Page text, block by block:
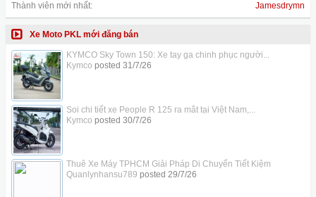
Thành viên mới nhất:
Jamesdrymn
Xe Moto PKL mới đăng bán
KYMCO Sky Town 150: Xe tay ga chinh phục người...
Kymco posted 31/7/26
Soi chi tiết xe People R 125 ra mắt tại Việt Nam,...
Kymco posted 30/7/26
Thuê Xe Máy TPHCM Giải Pháp Di Chuyển Tiết Kiệm
Quanlynhansu789 posted 29/7/26